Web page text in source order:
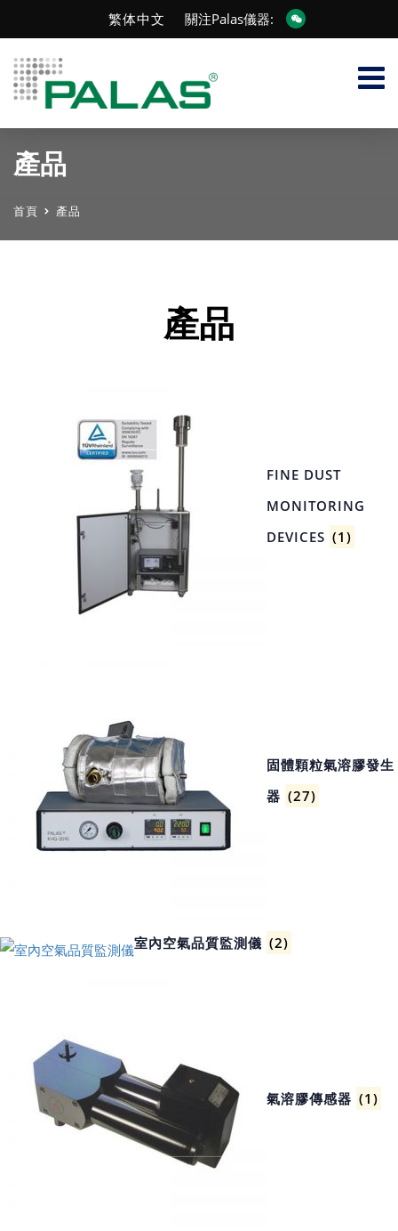
繁体中文 關注Palas儀器:
產品
首頁 產品
產品
FINE DUST
MONITORING
DEVICES (1)
固體顆粒氣溶膠發生
器 (27)
室內空氣品質監測儀 (2)
氣溶膠傳感器 (1)